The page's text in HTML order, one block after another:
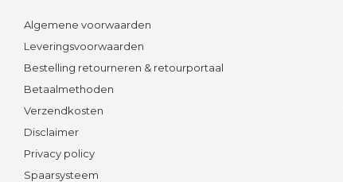
Algemene voorwaarden
Leveringsvoorwaarden
Bestelling retourneren & retourportaal
Betaalmethoden
Verzendkosten
Disclaimer
Privacy policy
Spaarsysteem